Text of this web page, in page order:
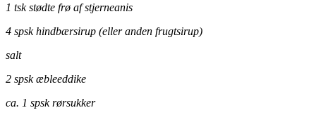
1 tsk stødte frø af stjerneanis
4 spsk hindbærsirup (eller anden frugtsirup)
salt
2 spsk æbleeddike
ca. 1 spsk rørsukker